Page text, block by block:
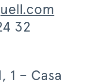
32
1 – Casa